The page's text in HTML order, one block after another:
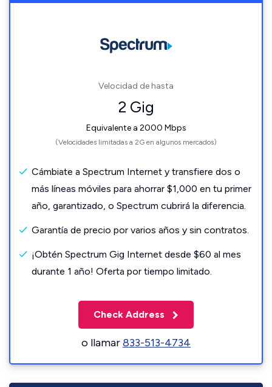
Velocidad de hasta
2 Gig
Equivalente a 2000 Mbps
(Velocidades limitadas a 2G en algunos mercados)
Cámbiate a Spectrum Internet y transfiere dos o
más líneas móviles para ahorrar $1,000 en tu primer
año, garantizado, o Spectrum cubrirá la diferencia.
Garantía de precio por varios años y sin contratos.
¡Obtén Spectrum Gig Internet desde $60 al mes
durante 1 año! Oferta por tiempo limitado.
Check Address
o llamar833-513-4734